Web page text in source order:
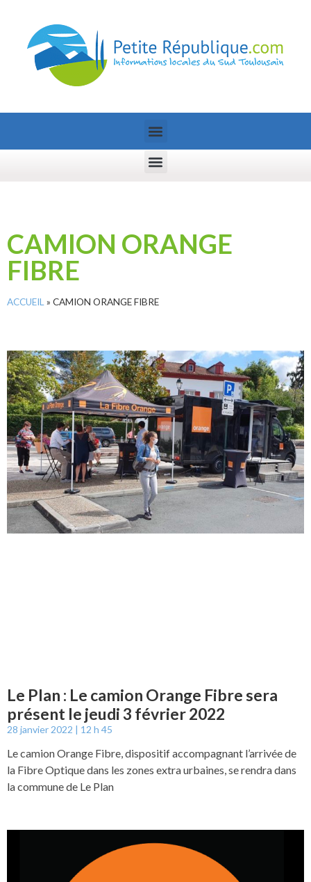
CAMION ORANGE
FIBRE
ACCUEIL » CAMION ORANGE FIBRE
Le Plan : Le camion Orange Fibre sera
présent le jeudi 3 février 2022
28 janvier 2022 12 h 45
Le camion Orange Fibre, dispositif accompagnant l’arrivée de
la Fibre Optique dans les zones extra urbaines, se rendra dans
la commune de Le Plan